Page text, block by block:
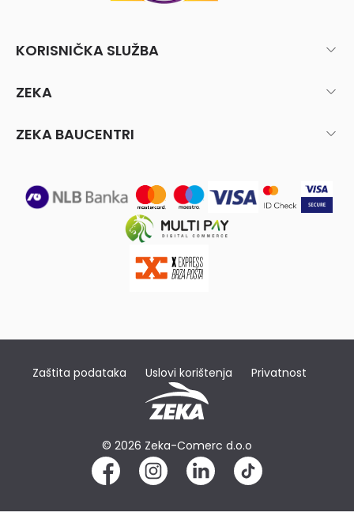
KORISNIČKA SLUŽBA
ZEKA
ZEKA BAUCENTRI
Zaštita podataka Uslovi korištenja Privatnost
© 2026 Zeka-Comerc d.o.o